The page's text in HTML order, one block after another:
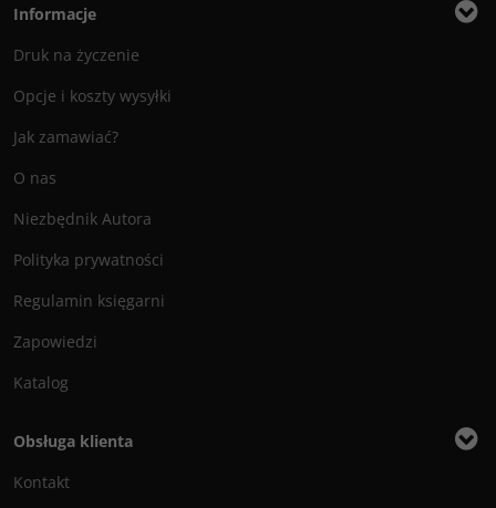
Informacje
Druk na życzenie
Opcje i koszty wysyłki
Jak zamawiać?
O nas
Niezbędnik Autora
Polityka prywatności
Regulamin księgarni
Zapowiedzi
Katalog
Obsługa klienta
Kontakt